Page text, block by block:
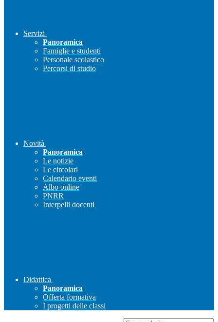
Servizi
Panoramica
Famiglie e studenti
Personale scolastico
Percorsi di studio
Novità
Panoramica
Le notizie
Le circolari
Calendario eventi
Albo online
PNRR
Interpelli docenti
Didattica
Panoramica
Offerta formativa
I progetti delle classi